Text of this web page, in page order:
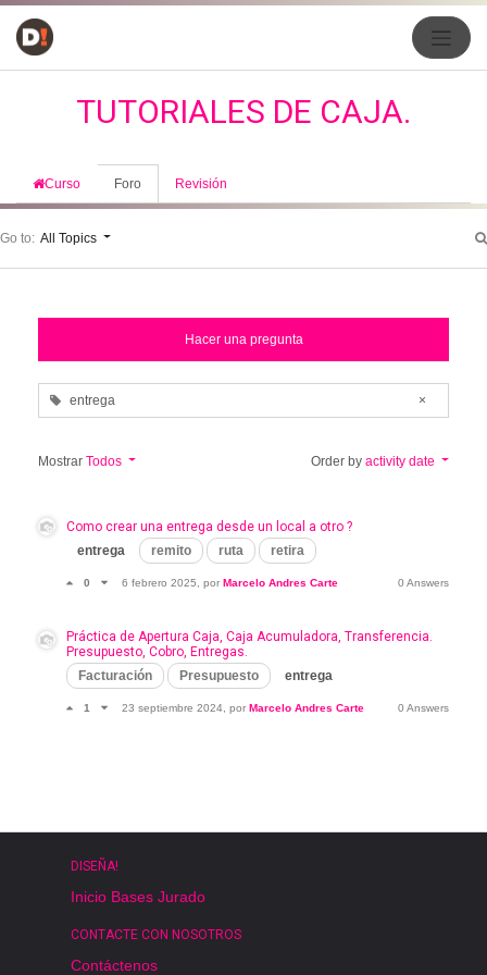
TUTORIALES DE CAJA.
Curso Foro Revisión
Go to: All Topics
entrega ×
Hacer una pregunta
Mostrar Todos Order by activity date
Como crear una entrega desde un local a otro ?
entrega
remito ruta retira
0 6 febrero 2025 , por Marcelo Andres Carte 0 Answers
Práctica de Apertura Caja, Caja Acumuladora, Transferencia.
Presupuesto, Cobro, Entregas.
Facturación
Presupuesto entrega
1 23 septiembre 2024 , por Marcelo Andres Carte 0 Answers
DISEÑA!
Inicio Bases Jurado
CONTACTE CON NOSOTROS
Contáctenos